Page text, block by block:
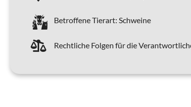
Betroffene Tierart: Schweine
Rechtliche Folgen für die